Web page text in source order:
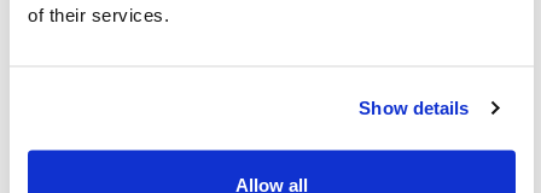
of their services.
Show details
Allow all
Canada -UIA, représentant Fédérations